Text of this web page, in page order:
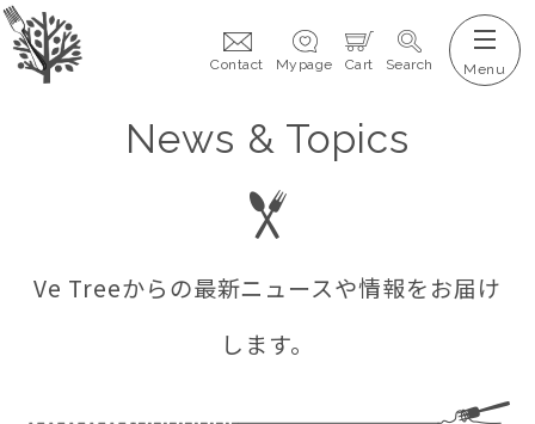
Contact Mypage Cart Search
News & Topics
Ve Treeからの最新ニュースや情報をお届け
します。